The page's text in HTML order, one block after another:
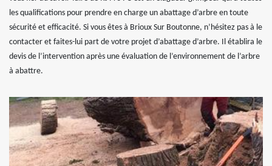
les qualifications pour prendre en charge un abattage d’arbre en toute
sécurité et efficacité. Si vous êtes à Brioux Sur Boutonne, n’hésitez pas à le
contacter et faites-lui part de votre projet d’abattage d’arbre. Il établira le
devis de l’intervention après une évaluation de l’environnement de l’arbre
à abattre.